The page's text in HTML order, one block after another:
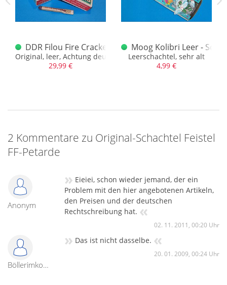
DDR Filou Fire Cracker Original
Original, leer, Achtung deutliche Altersspuren können
29,99 €
Moog Kolibri Leer -
Leerschachtel, sehr alt
4,99 €
2 Kommentare zu Original-Schachtel Feistel
FF-Petarde
Anonym
» Eieiei, schon wieder jemand, der ein
Problem mit den hier angebotenen Artikeln,
den Preisen und der deutschen
Rechtschreibung hat. «
02. 11. 2011, 00:20 Uhr
Böllerimkopf
» Das ist nicht dasselbe. «
20. 01. 2009, 00:24 Uhr